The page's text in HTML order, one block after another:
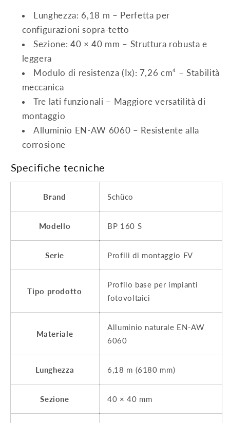
Lunghezza: 6,18 m – Perfetta per
configurazioni sopra-tetto
Sezione: 40 × 40 mm – Struttura robusta e
leggera
Modulo di resistenza (Ix): 7,26 cm⁴ – Stabilità
meccanica
Tre lati funzionali – Maggiore versatilità di
montaggio
Alluminio EN-AW 6060 – Resistente alla
corrosione
Specifiche tecniche
Brand Schüco
Modello BP 160 S
Serie Profili di montaggio FV
Tipo prodotto
Profilo base per impianti
fotovoltaici
Materiale
Alluminio naturale EN-AW
6060
Lunghezza 6,18 m (6180 mm)
Sezione 40 × 40 mm